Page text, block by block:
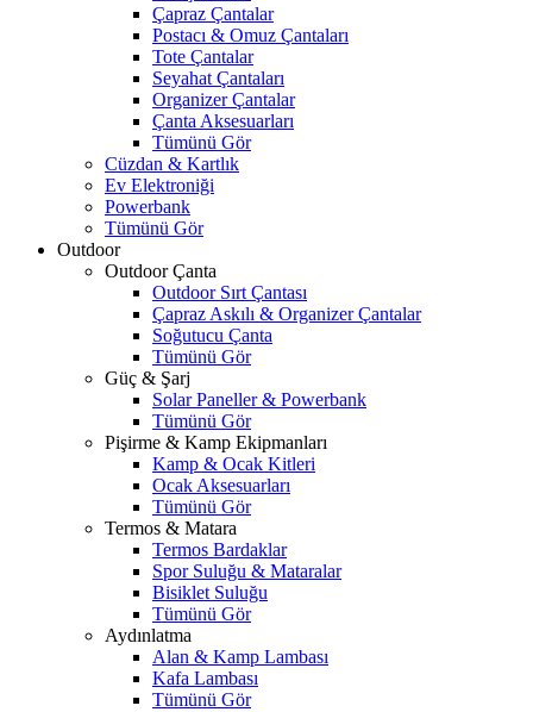
Çapraz Çantalar
Postacı & Omuz Çantaları
Tote Çantalar
Seyahat Çantaları
Organizer Çantalar
Çanta Aksesuarları
Tümünü Gör
Cüzdan & Kartlık
Ev Elektroniği
Powerbank
Tümünü Gör
Outdoor
Outdoor Çanta
Outdoor Sırt Çantası
Çapraz Askılı & Organizer Çantalar
Soğutucu Çanta
Tümünü Gör
Güç & Şarj
Solar Paneller & Powerbank
Tümünü Gör
Pişirme & Kamp Ekipmanları
Kamp & Ocak Kitleri
Ocak Aksesuarları
Tümünü Gör
Termos & Matara
Termos Bardaklar
Spor Suluğu & Mataralar
Bisiklet Suluğu
Tümünü Gör
Aydınlatma
Alan & Kamp Lambası
Kafa Lambası
Tümünü Gör